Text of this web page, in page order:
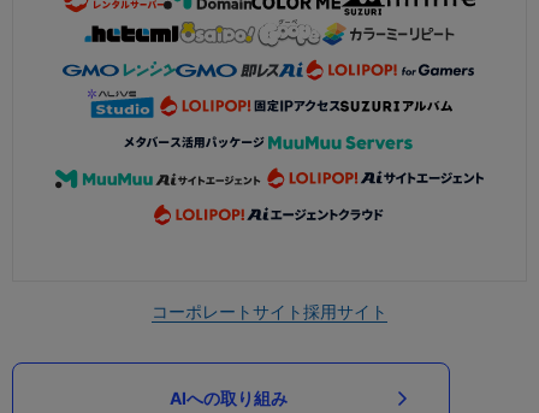
コーポレートサイト採用サイト
AIへの取り組み